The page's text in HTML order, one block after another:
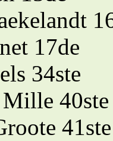
17de
34ste
40ste
41ste